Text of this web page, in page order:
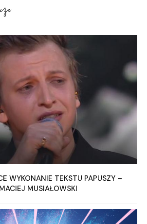
WYKONANIE TEKSTU PAPUSZY –
MACIEJ MUSIAŁOWSKI